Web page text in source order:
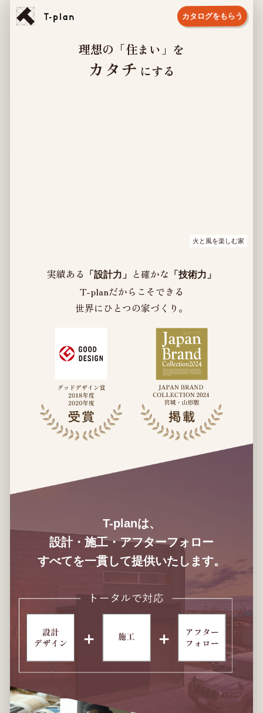
カタログをもらう
理想の「住まい」を
カタチ にする
実績ある 「設計力」 と確かな 「技術力」
T-planだからこそできる
世界にひとつの家づくり。
火と風を楽しむ家
T-planは、
設計・施工・アフターフォロー
すべてを一貫して提供いたします。